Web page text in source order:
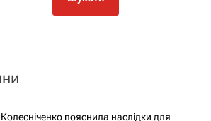
пояснила наслідки для